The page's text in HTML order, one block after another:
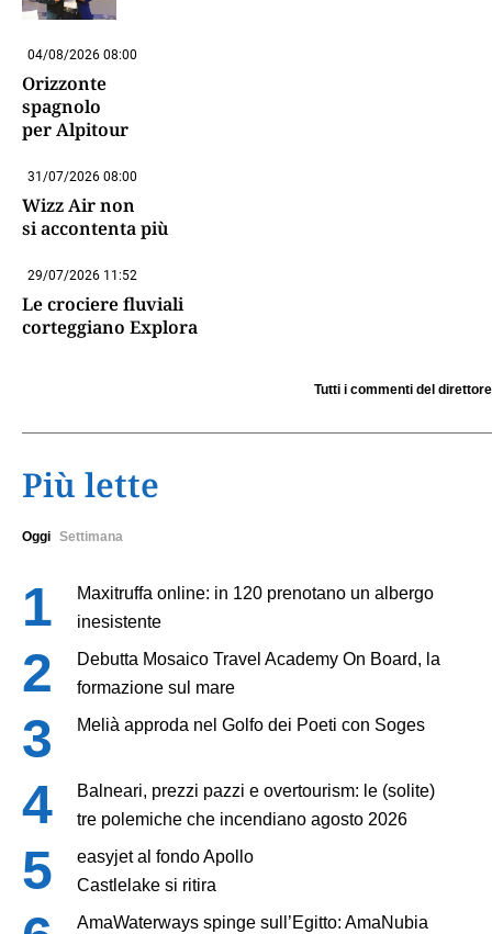
04/08/2026 08:00
Orizzonte
spagnolo
per Alpitour
31/07/2026 08:00
Wizz Air non
si accontenta più
29/07/2026 11:52
Le crociere fluviali
corteggiano Explora
Tutti i commenti del direttore
Più lette
Oggi Settimana
Maxitruffa online: in 120 prenotano un albergo
inesistente
Debutta Mosaico Travel Academy On Board, la
formazione sul mare
Melià approda nel Golfo dei Poeti con Soges
Balneari, prezzi pazzi e overtourism: le (solite)
tre polemiche che incendiano agosto 2026
easyjet al fondo Apollo
Castlelake si ritira
AmaWaterways spinge sull’Egitto: AmaNubia